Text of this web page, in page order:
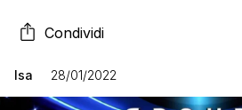
Condividi
Isa 28/01/2022